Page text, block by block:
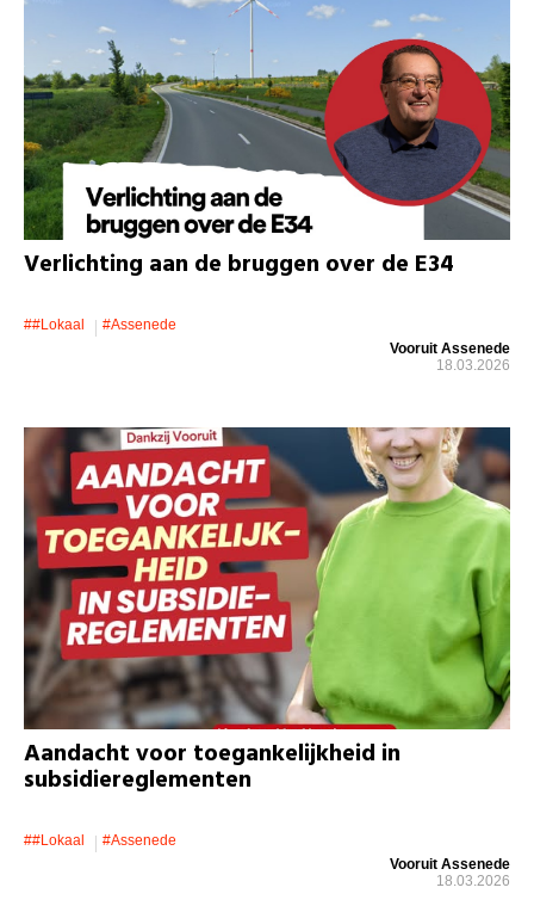
Verlichting aan de bruggen over de E34
##lokaal
#assenede
Vooruit Assenede
18.03.2026
Aandacht voor toegankelijkheid in
subsidiereglementen
##lokaal
#assenede
Vooruit Assenede
18.03.2026